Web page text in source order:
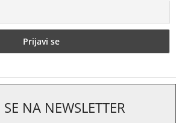
SE NA NEWSLETTER